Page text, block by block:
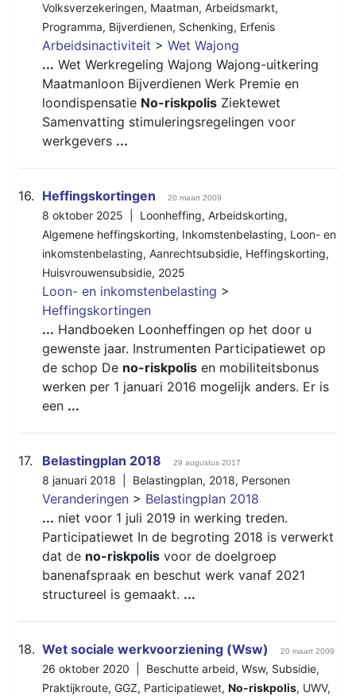
Volksverzekeringen, Maatman, Arbeidsmarkt,
Programma, Bijverdienen, Schenking, Erfenis
Arbeidsinactiviteit > Wet Wajong
... Wet Werkregeling Wajong Wajong-uitkering
Maatmanloon Bijverdienen Werk Premie en
loondispensatie No-riskpolis Ziektewet
Samenvatting stimuleringsregelingen voor
werkgevers ...
16. Heffingskortingen 20 maart 2009
8 oktober 2025 | Loonheffing, Arbeidskorting,
Algemene heffingskorting, Inkomstenbelasting, Loon- en
inkomstenbelasting, Aanrechtsubsidie, Heffingskorting,
Huisvrouwensubsidie, 2025
Loon- en inkomstenbelasting >
Heffingskortingen
... Handboeken Loonheffingen op het door u
gewenste jaar. Instrumenten Participatiewet op
de schop De no-riskpolis en mobiliteitsbonus
werken per 1 januari 2016 mogelijk anders. Er is
een ...
17. Belastingplan 2018 29 augustus 2017
8 januari 2018 | Belastingplan, 2018, Personen
Veranderingen > Belastingplan 2018
... niet voor 1 juli 2019 in werking treden.
Participatiewet In de begroting 2018 is verwerkt
dat de no-riskpolis voor de doelgroep
banenafspraak en beschut werk vanaf 2021
structureel is gemaakt. ...
18. Wet sociale werkvoorziening (Wsw) 20 maart 2009
26 oktober 2020 | Beschutte arbeid, Wsw, Subsidie,
Praktijkroute, GGZ, Participatiewet, No-riskpolis, UWV,